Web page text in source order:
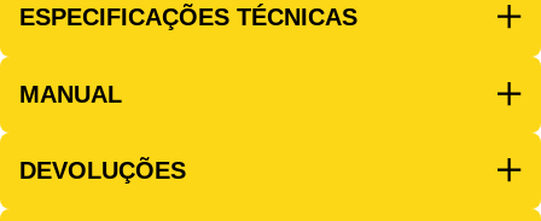
ESPECIFICAÇÕES TÉCNICAS
MANUAL
DEVOLUÇÕES